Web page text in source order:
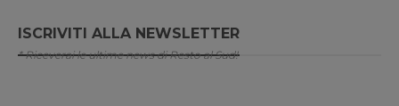
ISCRIVITI ALLA NEWSLETTER
* Riceverai le ultime news di Resto al Sud!